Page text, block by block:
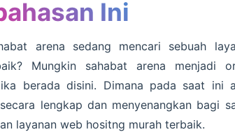
Ini
arena sedang mencari sebuah
Mungkin sahabat arena menjadi
berada disini. Dimana pada saat ini
lengkap dan menyenangkan bagi
layanan web hositng murah terbaik.